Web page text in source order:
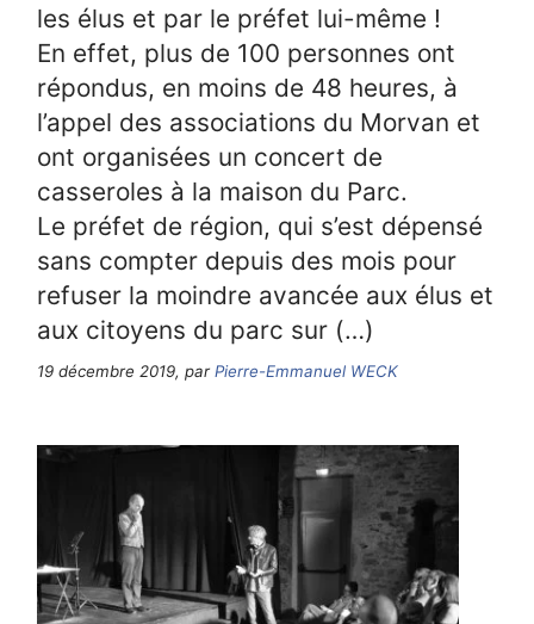
les élus et par le préfet lui-même !
En effet, plus de 100 personnes ont
répondus, en moins de 48 heures, à
l’appel des associations du Morvan et
ont organisées un concert de
casseroles à la maison du Parc.
Le préfet de région, qui s’est dépensé
sans compter depuis des mois pour
refuser la moindre avancée aux élus et
aux citoyens du parc sur (…)
19 décembre 2019, parPierre-Emmanuel WECK